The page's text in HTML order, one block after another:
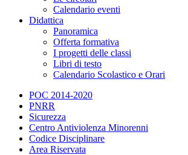
Calendario eventi
Didattica
Panoramica
Offerta formativa
I progetti delle classi
Libri di testo
Calendario Scolastico e Orari
POC 2014-2020
PNRR
Sicurezza
Centro Antiviolenza Minorenni
Codice Disciplinare
Area Riservata